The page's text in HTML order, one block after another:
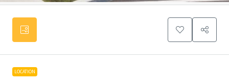
LOCATION